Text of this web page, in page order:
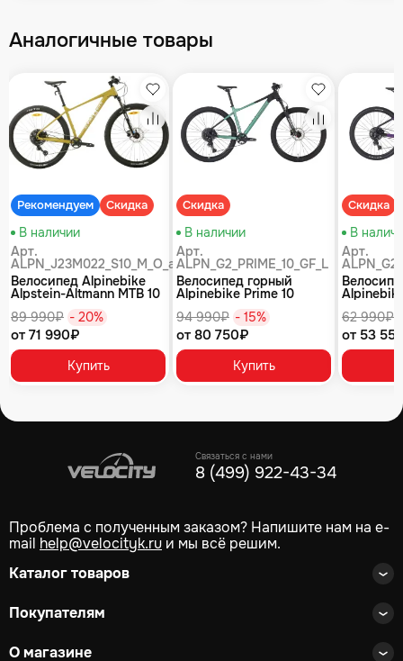
Аналогичные товары
Рекомендуем Скидка
Избранное
Сравнение
В наличии
Арт.
ALPN_J23M022_S10_M_O_air
Велосипед Alpinebike
Alpstein-Altmann MTB 10
89 990₽ - 20%
от 71 990₽
Купить
Скидка
Избранное
Сравнение
В наличии
Арт.
ALPN_G2_PRIME_10_GF_L
Велосипед горный
Alpinebike Prime 10
94 990₽ - 15%
от 80 750₽
Купить
Скидка
В
Арт.
62 990₽
от 53
Связаться с нами
8 (499) 922-43-34
Проблема с полученным заказом? Напишите нам на e-
mail help@velocityk.ru и мы всё решим.
Каталог товаров
Покупателям
О магазине